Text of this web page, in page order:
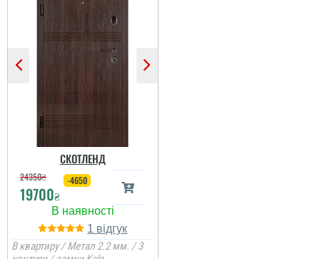
Дякую за встановлені
двері: якісні,
шумоізольовані, зручні.
Спеціалісти, які
спрацювали швидко,
акуратно, надійно.
Рекомендую всім!...
СКОТЛЕНД
24350₴
19700₴
-4650
1
В квартиру / Метал 2.2 мм. / 3